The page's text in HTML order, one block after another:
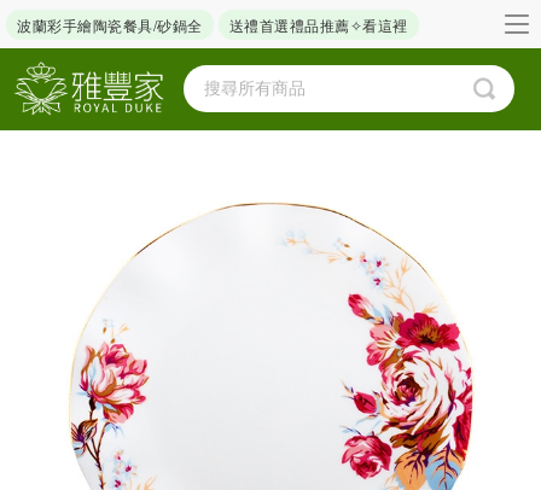
波蘭彩手繪陶瓷餐具/砂鍋全 送禮首選禮品推薦✧看這裡